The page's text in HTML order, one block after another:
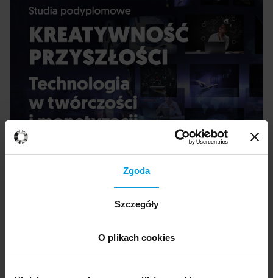
Zgoda
Szczegóły
O plikach cookies